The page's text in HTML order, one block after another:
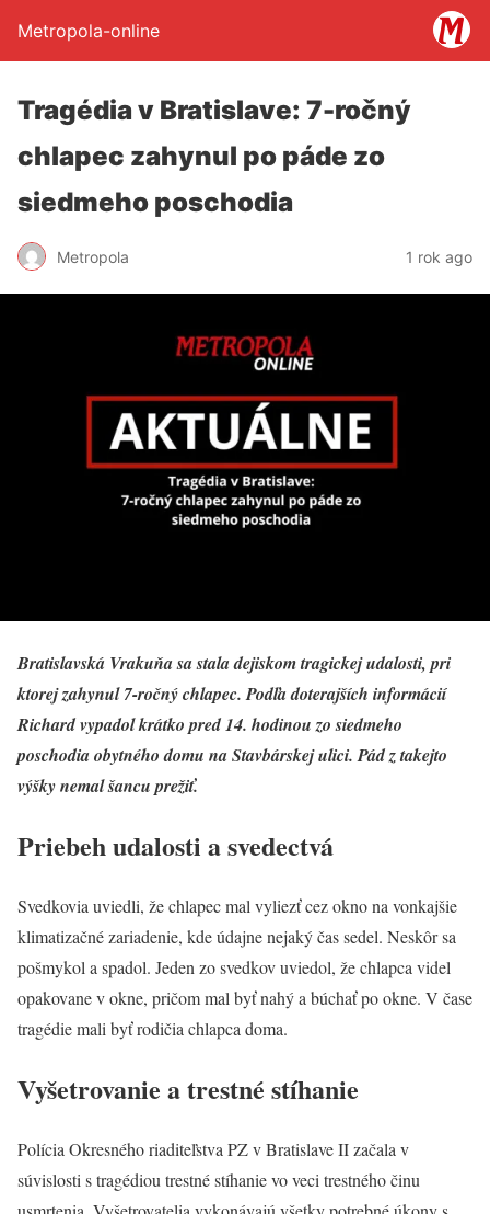
Metropola-online
Tragédia v Bratislave: 7-ročný
chlapec zahynul po páde zo
siedmeho poschodia
Metropola 1 rok ago
Bratislavská Vrakuňa sa stala dejiskom tragickej udalosti, pri
ktorej zahynul 7-ročný chlapec. Podľa doterajších informácií
Richard vypadol krátko pred 14. hodinou zo siedmeho
poschodia obytného domu na Stavbárskej ulici. Pád z takejto
výšky nemal šancu prežiť.
Priebeh udalosti a svedectvá
Svedkovia uviedli, že chlapec mal vyliezť cez okno na vonkajšie
klimatizačné zariadenie, kde údajne nejaký čas sedel. Neskôr sa
pošmykol a spadol. Jeden zo svedkov uviedol, že chlapca videl
opakovane v okne, pričom mal byť nahý a búchať po okne. V čase
tragédie mali byť rodičia chlapca doma.
Vyšetrovanie a trestné stíhanie
Polícia Okresného riaditeľstva PZ v Bratislave II začala v
súvislosti s tragédiou trestné stíhanie vo veci trestného činu